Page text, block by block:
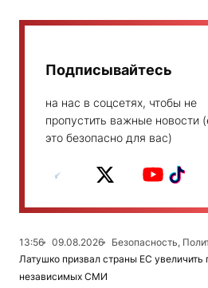
Подписывайтесь
на нас в соцсетях, чтобы не
пропустить важные новости
это безопасно для вас)
13:56 09.08.2026
Безопасность,
Латушко призвал страны ЕС увеличить
независимых СМИ